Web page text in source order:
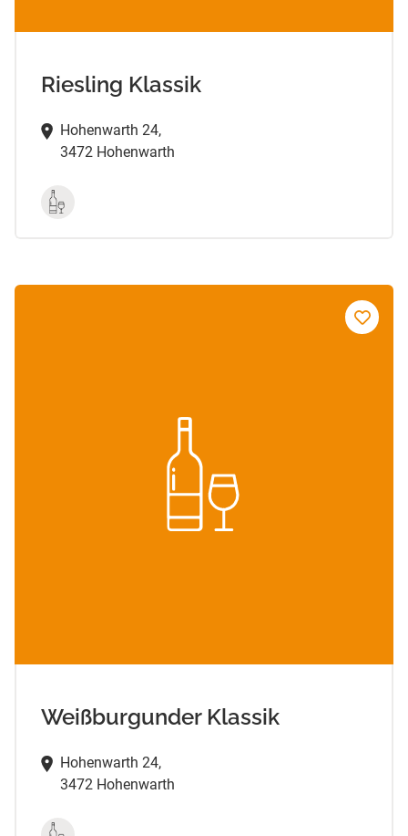
Riesling Klassik
Hohenwarth 24,
3472 Hohenwarth
Weißburgunder Klassik
Hohenwarth 24,
3472 Hohenwarth